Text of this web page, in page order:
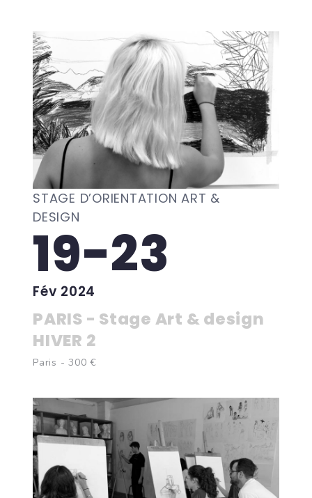
STAGE D’ORIENTATION ART &
DESIGN
19-23
Fév 2024
PARIS - Stage Art & design
HIVER 2
Paris - 300 €